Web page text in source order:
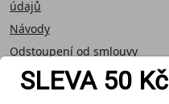
údajů
Návody
Odstoupení od smlouvy
SLEVA 50 Kč